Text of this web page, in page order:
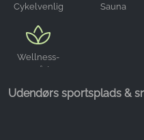
Cykelvenlig Sauna
Wellness-
område
Udendørs sportsplads &